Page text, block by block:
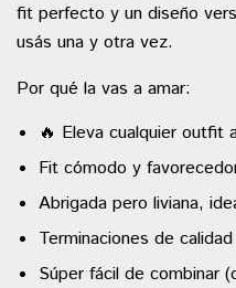
fit perfecto y un diseño
usás una y otra vez.
Por qué la vas a amar:
🔥 Eleva cualquier outfit
Fit cómodo y
Abrigada pero liviana,
Terminaciones de
Súper fácil de combinar